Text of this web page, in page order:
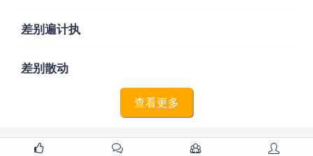
差别遍计执
差别散动
查看更多